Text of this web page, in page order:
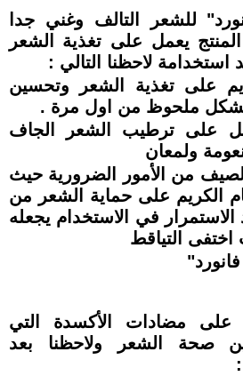
للشعر التالف وغني جدا
المنتج يعمل على تغذية الشعر
لاحظنا التالي :
على تغذية الشعر وتحسين
ملحوظ من اول مرة .
على ترطيب الشعر الجاف
ولمعان
من الأمور الضرورية حيث
الكريم على حماية الشعر من
الاستمرار في الاستخدام يجعله
التياقط
على مضادات الأكسدة التي
صحة الشعر ولاحظنا بعد